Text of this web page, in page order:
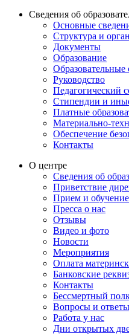
Сведения об
Основные
Структура и
Документы
Образование
Образовательные
Руководство
Педагогический
Стипендии и
Платные
Материально-
Обеспечение
Контакты
О центре
Сведения об
Приветствие
Прием и обучение
Пресса о нас
Отзывы
Видео и фото
Новости
Мероприятия
Оплата
Банковские
Контакты
Бессмертный
Вопросы и ответы
Работа у нас
Дни открытых